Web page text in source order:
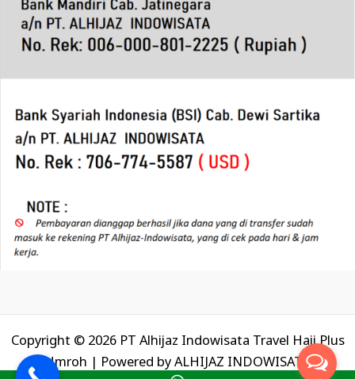
Copyright © 2026 PT Alhijaz Indowisata Travel Haji Plus
Umroh | Powered byALHIJAZ INDOWISATA